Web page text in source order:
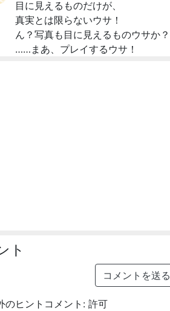
目に見えるものだけが、
真実とは限らないウサ！
ん？写真も目に見えるものウサか？
……まあ、プレイするウサ！
ト
コメントを送る
のヒントコメント: 許可